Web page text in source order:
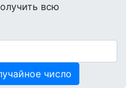
всю
число